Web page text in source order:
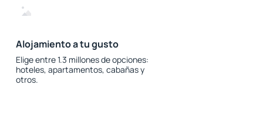
Alojamiento a tu gusto
Elige entre 1.3 millones de opciones:
hoteles, apartamentos, cabañas y
otros.